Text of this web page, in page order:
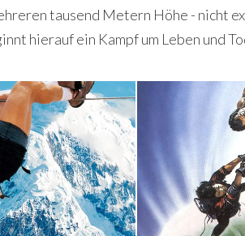
tausend Metern Höhe - nicht
hierauf ein Kampf um Leben und